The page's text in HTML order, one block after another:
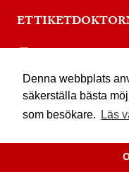
Denna webbplats
säkerställa bästa
som besökare.
Läs
facebook.com/
youtube.com/